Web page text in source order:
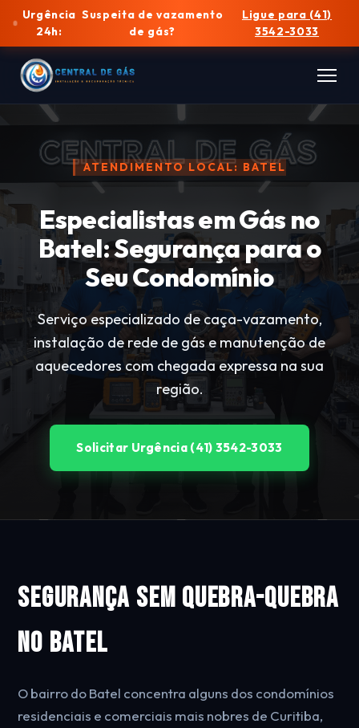
Urgência
24h:
Suspeita de vazamento
de gás?
Ligue para (41)
3542-3033
ATENDIMENTO LOCAL: BATEL
Especialistas em Gás no
Batel: Segurança para o
Seu Condomínio
Serviço especializado de caça-vazamento,
instalação de rede de gás e manutenção de
aquecedores com chegada expressa na sua
região.
Solicitar Urgência (41) 3542-3033
Segurança Sem Quebra-Quebra
no Batel
O bairro do Batel concentra alguns dos condomínios
residenciais e comerciais mais nobres de Curitiba,